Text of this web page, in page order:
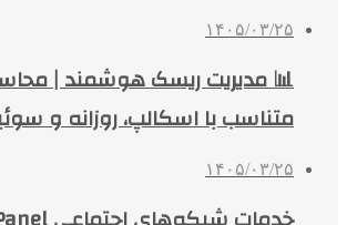
۱۴۰۵/۰۳/۲۵
📊 مدیریت ریسک هوشمند |
متناسب با اسکالپ، روزانه و
۱۴۰۵/۰۳/۲۵